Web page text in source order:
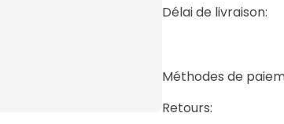
Délai de livraison:
Méthodes de
Retours: